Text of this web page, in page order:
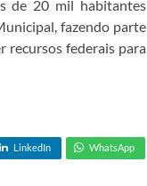
de 20 mil habitantes
fazendo parte
recursos federais para
LinkedIn WhatsApp